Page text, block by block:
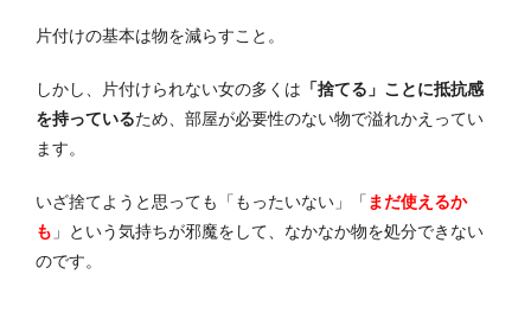
片付けの基本は物を減らすこと。
しかし、片付けられない女の多くは 「捨てる」ことに抵抗感
を持っているため、部屋が必要性のない物で溢れかえってい
ます。
いざ捨てようと思っても「もったいない」「 まだ使えるか
も 」という気持ちが邪魔をして、なかなか物を処分できない
のです。